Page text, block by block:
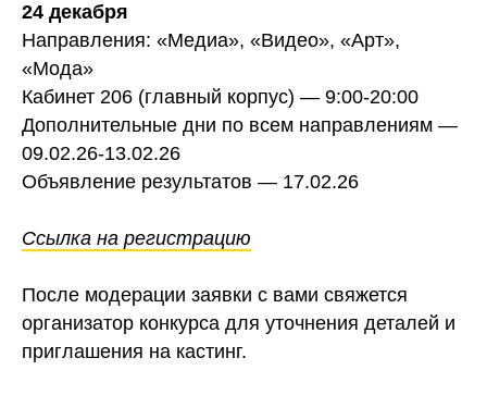
24 декабря
Направления: «Медиа», «Видео», «Арт»,
«Мода»
Кабинет 206 (главный корпус) — 9:00-20:00
Дополнительные дни по всем направлениям —
09.02.26-13.02.26
Объявление результатов — 17.02.26
Ссылка на регистрацию
После модерации заявки с вами свяжется
организатор конкурса для уточнения деталей и
приглашения на кастинг.